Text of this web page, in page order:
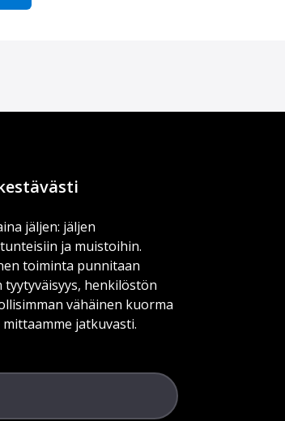
jäljen: jäljen
ja muistoihin.
toiminta punnitaan
tyytyväisyys, henkilöstön
vähäinen kuorma
jatkuvasti.